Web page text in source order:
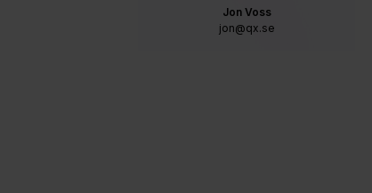
Jon Voss
jon@qx.se